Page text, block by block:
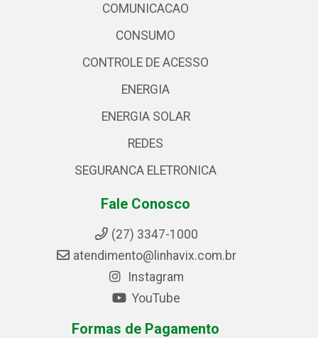
COMUNICACAO
CONSUMO
CONTROLE DE ACESSO
ENERGIA
ENERGIA SOLAR
REDES
SEGURANCA ELETRONICA
Fale Conosco
(27) 3347-1000
atendimento@linhavix.com.br
Instagram
YouTube
Formas de Pagamento